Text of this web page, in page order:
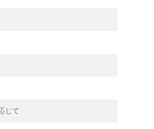
じて